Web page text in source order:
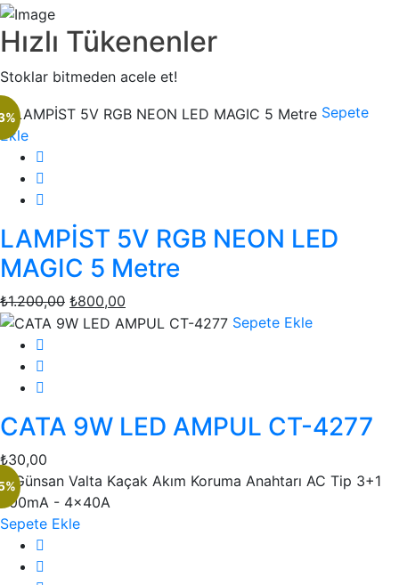
Hızlı Tükenenler
Stoklar bitmeden acele et!
Sepete
Ekle
LAMPİST 5V RGB NEON LED
MAGIC 5 Metre
₺1.200,00 Orijinal
fiyat:
₺800,00
andaki
Sepete Ekle
CATA 9W LED AMPUL CT-4277
₺30,00
Sepete Ekle